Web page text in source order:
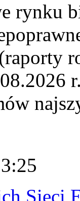
rynku
Sieci